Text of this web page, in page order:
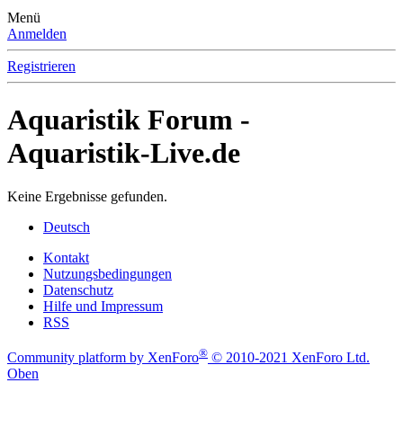
Menü
Anmelden
Registrieren
Aquaristik Forum -
Aquaristik-Live.de
Keine Ergebnisse gefunden.
Deutsch
Kontakt
Nutzungsbedingungen
Datenschutz
Hilfe und Impressum
RSS
Community platform by XenForo® © 2010-2021 XenForo Ltd.
Oben